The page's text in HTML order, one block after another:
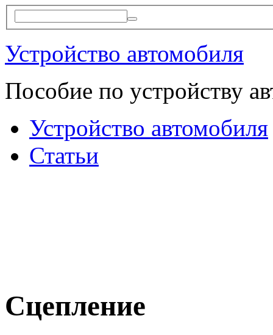
Устройство автомобиля
Пособие по устройству
Устройство автомобиля
Статьи
Сцепление